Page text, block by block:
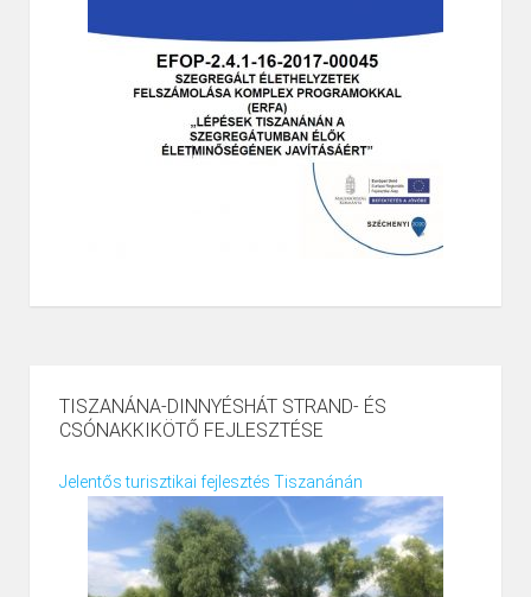
TISZANÁNA-DINNYÉSHÁT STRAND- ÉS
CSÓNAKKIKÖTŐ FEJLESZTÉSE
Jelentős turisztikai fejlesztés Tiszanánán